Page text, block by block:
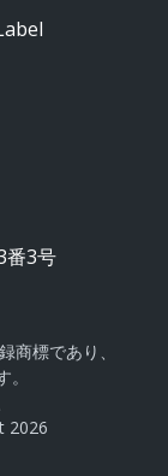
番3号
商標であり、
2026